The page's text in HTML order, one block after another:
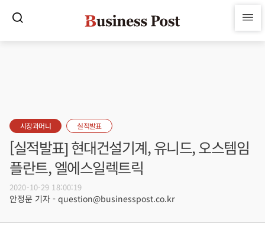
시장과머니 실적발표
[실적발표] 현대건설기계, 유니드, 오스템임
플란트, 엘에스일렉트릭
2020-10-29 18:00:19
안정문 기자 - question@businesspost.co.kr